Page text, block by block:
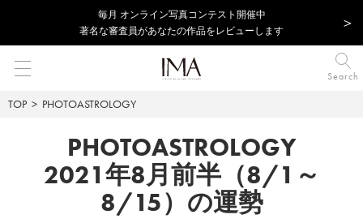
毎⽉ オンライン写真コンテスト開催中
著名な審査員があなたの作品をレビューします
Search
TOP PHOTOASTROLOGY
PHOTOASTROLOGY
2021年8月前半（8/1～
8/15）の運勢